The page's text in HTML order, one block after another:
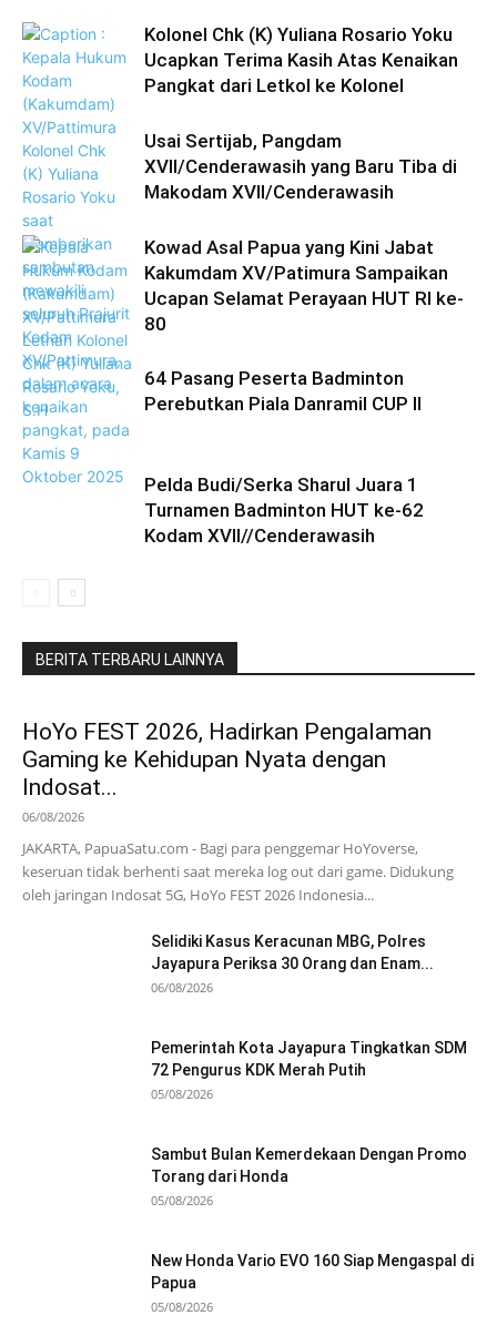
Kolonel Chk (K) Yuliana Rosario Yoku
Ucapkan Terima Kasih Atas Kenaikan
Pangkat dari Letkol ke Kolonel
Usai Sertijab, Pangdam
XVII/Cenderawasih yang Baru Tiba di
Makodam XVII/Cenderawasih
Kowad Asal Papua yang Kini Jabat
Kakumdam XV/Patimura Sampaikan
Ucapan Selamat Perayaan HUT RI ke-
80
64 Pasang Peserta Badminton
Perebutkan Piala Danramil CUP II
Pelda Budi/Serka Sharul Juara 1
Turnamen Badminton HUT ke-62
Kodam XVII//Cenderawasih
BERITA TERBARU LAINNYA
HoYo FEST 2026, Hadirkan Pengalaman
Gaming ke Kehidupan Nyata dengan
Indosat...
06/08/2026
JAKARTA, PapuaSatu.com - Bagi para penggemar HoYoverse,
keseruan tidak berhenti saat mereka log out dari game. Didukung
oleh jaringan Indosat 5G, HoYo FEST 2026 Indonesia...
Selidiki Kasus Keracunan MBG, Polres
Jayapura Periksa 30 Orang dan Enam...
06/08/2026
Pemerintah Kota Jayapura Tingkatkan SDM
72 Pengurus KDK Merah Putih
05/08/2026
Sambut Bulan Kemerdekaan Dengan Promo
Torang dari Honda
05/08/2026
New Honda Vario EVO 160 Siap Mengaspal di
Papua
05/08/2026